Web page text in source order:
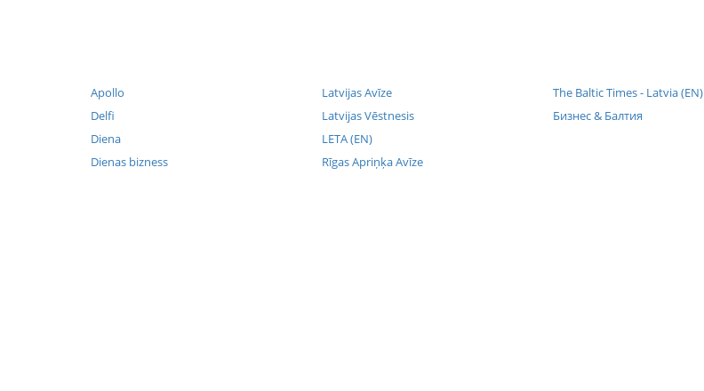
Apollo
Delfi
Diena
Dienas bizness
Latvijas Avīze
Latvijas Vēstnesis
LETA (EN)
Rīgas Apriņķa Avīze
The Baltic Times - Latvia (EN)
Бизнес & Балтия